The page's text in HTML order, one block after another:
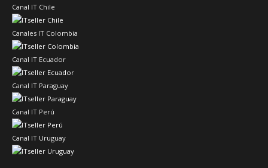
Canal IT Chile
Canales IT Colombia
Canal IT Ecuador
Canal IT Paraguay
Canal IT Perú
Canal IT Uruguay